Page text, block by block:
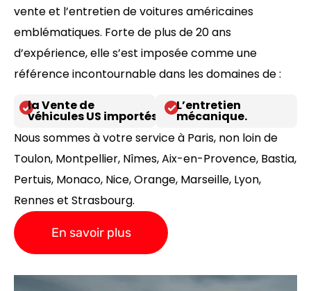
vente et l’entretien de voitures américaines
emblématiques. Forte de plus de 20 ans
d’expérience, elle s’est imposée comme une
référence incontournable dans les domaines de :
la Vente de
véhicules US importés
L’entretien
mécanique.
Nous sommes à votre service à Paris, non loin de
Toulon, Montpellier, Nîmes, Aix-en-Provence, Bastia,
Pertuis, Monaco, Nice, Orange, Marseille, Lyon,
Rennes et Strasbourg.
En savoir plus